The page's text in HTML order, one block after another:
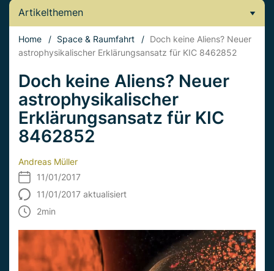
Artikelthemen
Home / Space & Raumfahrt / Doch keine Aliens? Neuer
astrophysikalischer Erklärungsansatz für KIC 8462852
Doch keine Aliens? Neuer
astrophysikalischer
Erklärungsansatz für KIC
8462852
Andreas Müller
11/01/2017
11/01/2017 aktualisiert
2min